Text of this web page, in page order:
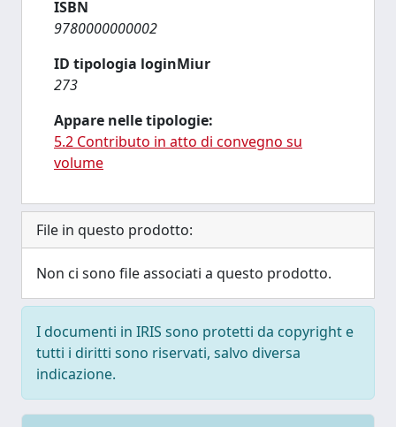
ISBN
9780000000002
ID tipologia loginMiur
273
Appare nelle tipologie:
5.2 Contributo in atto di convegno su
volume
File in questo prodotto:
Non ci sono file associati a questo prodotto.
I documenti in IRIS sono protetti da copyright e
tutti i diritti sono riservati, salvo diversa
indicazione.